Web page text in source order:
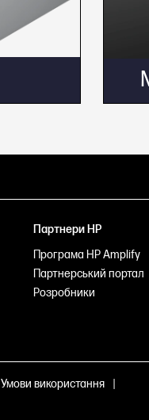
Партнери НР
Програма HP Amplify
Партнерський портал
Розробники
Умови використання